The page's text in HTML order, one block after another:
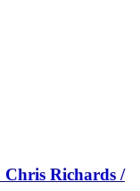
Chris Richards /